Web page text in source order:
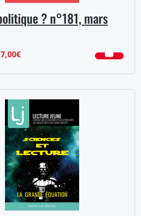
? n°181, mars
€Plage
15,00€
17,00€